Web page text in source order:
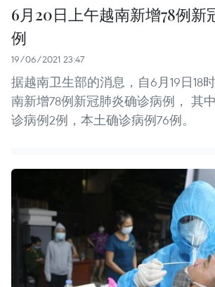
6月20日上午越南新增78例新
例
19/06/2021 23:47
据越南卫生部的消息，自6月19日18
南新增78例新冠肺炎确诊病例， 其
诊病例2例，本土确诊病例76例。